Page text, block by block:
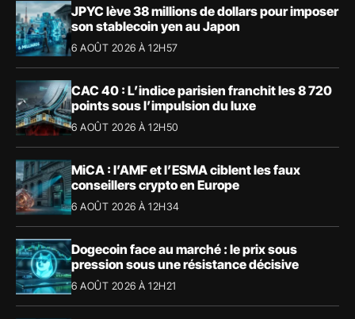
JPYC lève 38 millions de dollars pour imposer
son stablecoin yen au Japon
6 AOÛT 2026 À 12H57
CAC 40 : L’indice parisien franchit les 8 720
points sous l’impulsion du luxe
6 AOÛT 2026 À 12H50
MiCA : l’AMF et l’ESMA ciblent les faux
conseillers crypto en Europe
6 AOÛT 2026 À 12H34
Dogecoin face au marché : le prix sous
pression sous une résistance décisive
6 AOÛT 2026 À 12H21